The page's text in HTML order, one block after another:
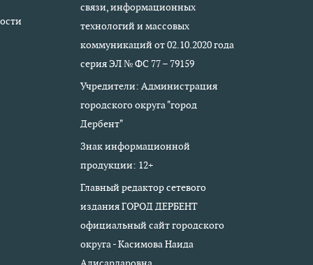
связи, информационных
технологий и массовых
коммуникаций от 02.10.2020 года
серия ЭЛ № ФС 77 – 79159
Учредители: Администрация
городского округа "город
Дербент"
Знак информационной
продукции: 12+
Главный редактор сетевого
издания ГОРОД ДЕРБЕНТ
официальный сайт городского
округа - Касимова Наида